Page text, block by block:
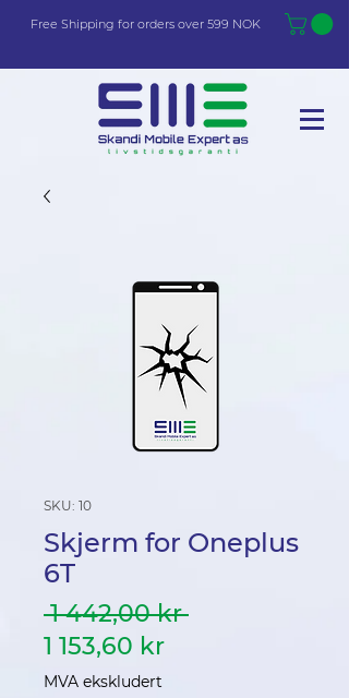
Free Shipping for orders over 599 NOK
SKU: 10
Skjerm for Oneplus
6T
1 442,00 kr Vanlig
1 153,60 krSalgspris
MVA ekskludert